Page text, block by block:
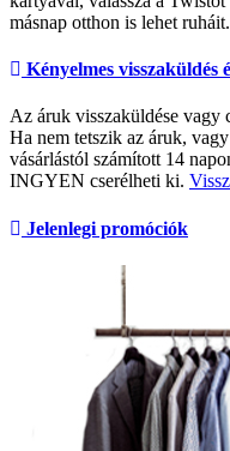
másnap otthon is lehet
Kényelmes visszaküldés
Az áruk visszaküldése vagy
Ha nem tetszik az áruk,
vásárlástól számított 14
INGYEN cserélheti ki.
Jelenlegi promóciók